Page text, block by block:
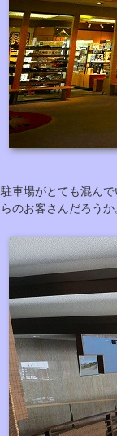
駐車場がとても混ん
らのお客さんだろうか